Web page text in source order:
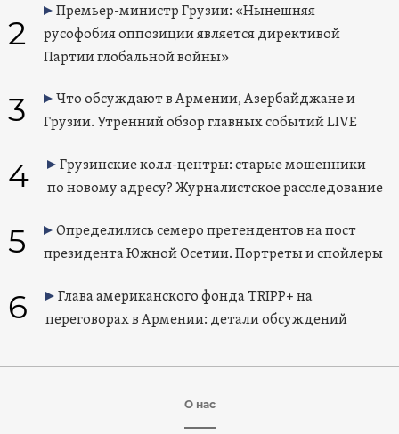
2
Премьер-министр Грузии: «Нынешняя
русофобия оппозиции является директивой
Партии глобальной войны»
3
Что обсуждают в Армении, Азербайджане и
Грузии. Утренний обзор главных событий LIVE
4
Грузинские колл-центры: старые мошенники
по новому адресу? Журналистское расследование
5
Определились семеро претендентов на пост
президента Южной Осетии. Портреты и спойлеры
6
Глава американского фонда TRIPP+ на
переговорах в Армении: детали обсуждений
О нас